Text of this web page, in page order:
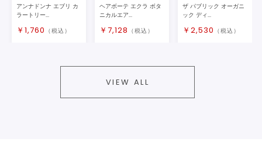
アンナドンナ エブリ カ
ラートリー...
￥ 1,760 （税込）
ヘアボーテ エクラ ボタ
ニカルエア...
￥ 7,128 （税込）
ザ パブリック オーガニ
ック ディ...
￥ 2,530 （税込）
VIEW ALL